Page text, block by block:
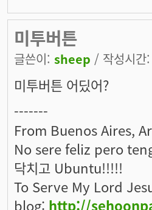
미투버튼
글쓴이: sheep / 작성시
미투버튼 어딨어?
-------
From Buenos Aires,
No sere feliz pero
닥치고 Ubuntu!!!!!
To Serve My Lord
blog: http://